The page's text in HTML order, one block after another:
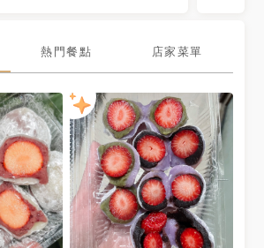
熱門餐點 店家菜單